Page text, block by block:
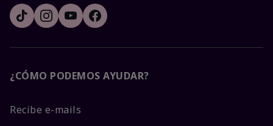
¿CÓMO PODEMOS AYUDAR?
Recibe e-mails